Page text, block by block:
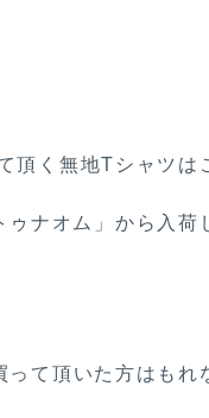
頂く無地Tシャツは
ゥナオム」から入
て頂いた方はもれ